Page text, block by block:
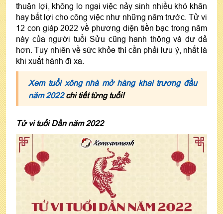
thuận lợi, không lo ngại việc nảy sinh nhiều khó khăn
hay bất lợi cho công việc như những năm trước. Tử vi
12 con giáp 2022 về phương diện tiền bạc trong năm
này của người tuổi Sửu cũng hanh thông và dư dả
hơn. Tuy nhiên về sức khỏe thì cần phải lưu ý, nhất là
khi xuất hành đi xa.
Xem tuổi xông nhà mở hàng khai trương đầu
năm 2022chi tiết từng tuổi!
Tử vi tuổi Dần năm 2022